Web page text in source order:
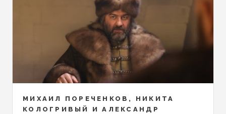
МИХАИЛ ПОРЕЧЕНКОВ, НИКИТА
КОЛОГРИВЫЙ И АЛЕКСАНДР